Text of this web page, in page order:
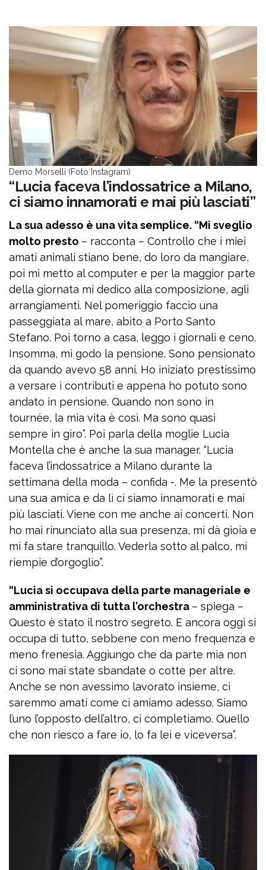
Demo Morselli (Foto Instagram)
“Lucia faceva l’indossatrice a Milano,
ci siamo innamorati e mai più lasciati”
La sua adesso è una vita semplice. “Mi sveglio
molto presto – racconta – Controllo che i miei
amati animali stiano bene, do loro da mangiare,
poi mi metto al computer e per la maggior parte
della giornata mi dedico alla composizione, agli
arrangiamenti. Nel pomeriggio faccio una
passeggiata al mare, abito a Porto Santo
Stefano. Poi torno a casa, leggo i giornali e ceno.
Insomma, mi godo la pensione. Sono pensionato
da quando avevo 58 anni. Ho iniziato prestissimo
a versare i contributi e appena ho potuto sono
andato in pensione. Quando non sono in
tournée, la mia vita è così. Ma sono quasi
sempre in giro”. Poi parla della moglie Lucia
Montella che è anche la sua manager. “Lucia
faceva l’indossatrice a Milano durante la
settimana della moda – confida -. Me la presentò
una sua amica e da lì ci siamo innamorati e mai
più lasciati. Viene con me anche ai concerti. Non
ho mai rinunciato alla sua presenza, mi dà gioia e
mi fa stare tranquillo. Vederla sotto al palco, mi
riempie d’orgoglio”.
“Lucia si occupava della parte manageriale e
amministrativa di tutta l’orchestra – spiega –
Questo è stato il nostro segreto. E ancora oggi si
occupa di tutto, sebbene con meno frequenza e
meno frenesia. Aggiungo che da parte mia non
ci sono mai state sbandate o cotte per altre.
Anche se non avessimo lavorato insieme, ci
saremmo amati come ci amiamo adesso. Siamo
l’uno l’opposto dell’altro, ci completiamo. Quello
che non riesco a fare io, lo fa lei e viceversa”.